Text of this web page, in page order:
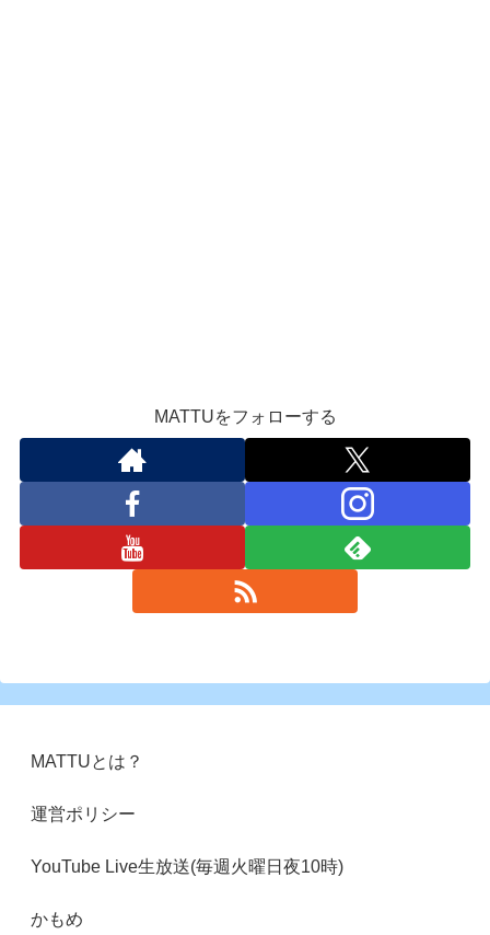
MATTUをフォローする
MATTUとは？
運営ポリシー
YouTube Live生放送(毎週火曜日夜10時)
かもめ